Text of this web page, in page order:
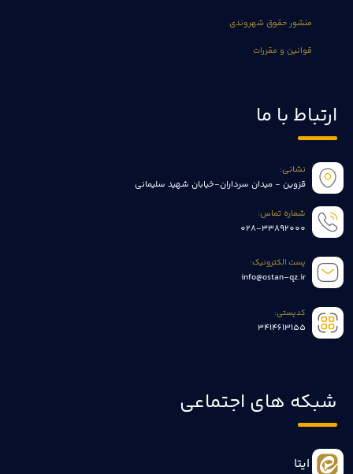
منشور حقوق شهروندی
قوانین و مقررات
ارتباط با ما
نشانی:
قزوین - میدان سرداران-خیابان شهید سلیمانی
شماره تماس:
028-33892000
پست الکترونیک:
info@ostan-qz.ir
کدپستی:
3414613155
شبکه های اجتماعی
ایتا